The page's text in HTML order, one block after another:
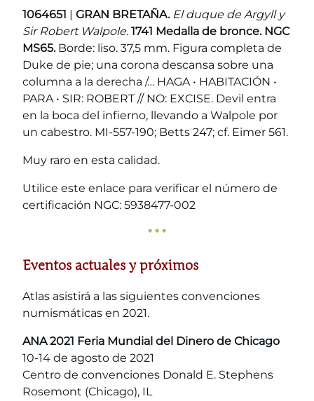
1064651 | GRAN BRETAÑA. El duque de Argyll y
Sir Robert Walpole. 1741 Medalla de bronce. NGC
MS65.Borde: liso. 37,5 mm. Figura completa de
Duke de pie; una corona descansa sobre una
columna a la derecha /… HAGA • HABITACIÓN •
PARA • SIR: ROBERT // NO: EXCISE. Devil entra
en la boca del infierno, llevando a Walpole por
un cabestro. MI-557-190; Betts 247; cf. Eimer 561.
Muy raro en esta calidad.
Utilice este enlace para verificar el número de
certificación NGC: 5938477-002
* * *
Eventos actuales y próximos
Atlas asistirá a las siguientes convenciones
numismáticas en 2021.
ANA 2021 Feria Mundial del Dinero de Chicago
10-14 de agosto de 2021
Centro de convenciones Donald E. Stephens
Rosemont (Chicago), IL